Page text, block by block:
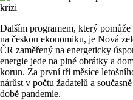
Dalším programem, který
na českou ekonomiku, je Nová
ČR zaměřený na energeticky
energie jede na plné obrátky a
korun. Za první tři měsíce
nárůst v počtu žadatelů a
době pandemie.